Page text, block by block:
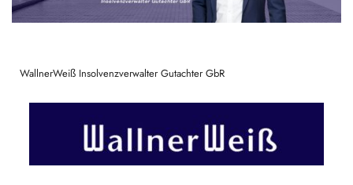
WallnerWeiß Insolvenzverwalter Gutachter GbR